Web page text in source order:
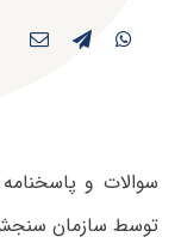
توسط سازمان